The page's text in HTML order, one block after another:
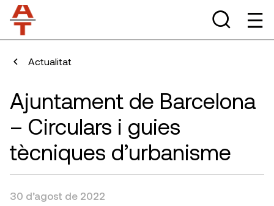
Actualitat
Ajuntament de Barcelona
– Circulars i guies
tècniques d’urbanisme
30 d’agost de 2022